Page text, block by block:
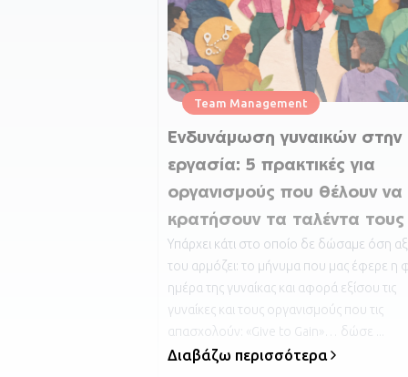
Team Management
Ενδυνάμωση γυναικών στην
εργασία: 5 πρακτικές για
οργανισμούς που θέλουν να
κρατήσουν τα ταλέντα τους
Υπάρχει κάτι στο οποίο δε δώσαμε όση
του αρμόζει: το μήνυμα που μας έφερε η
ημέρα της γυναίκας και αφορά εξίσου τις
γυναίκες και τους οργανισμούς που τις
απασχολούν: «Give to Gain»… δώσε ...
Διαβάζω περισσότερα